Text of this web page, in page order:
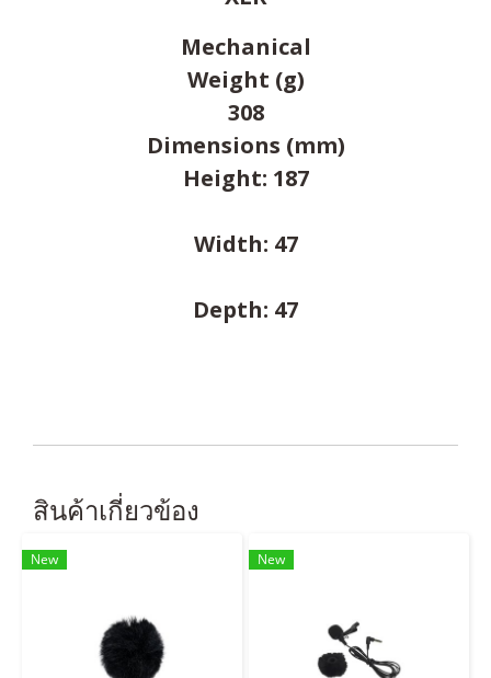
Mechanical
Weight (g)
308
Dimensions (mm)
Height: 187
Width: 47
Depth: 47
สินค้าเกี่ยวข้อง
New New